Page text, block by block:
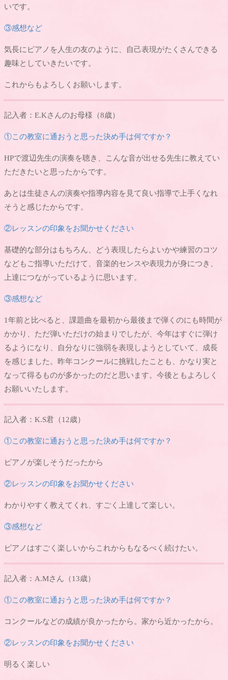
いです。
③感想など
気長にピアノを人生の友のように、自己表現がたくさんできる
趣味としていきたいです。
これからもよろしくお願いします。
記入者：E.Kさんのお母様（8歳）
①この教室に通おうと思った決め手は何ですか？
HPで渡辺先生の演奏を聴き、こんな音が出せる先生に教えてい
ただきたいと思ったからです。
あとは生徒さんの演奏や指導内容を見て良い指導で上手くなれ
そうと感じたからです。
②レッスンの印象をお聞かせください
基礎的な部分はもちろん、どう表現したらよいかや練習のコツ
などもご指導いただけて、音楽的センスや表現力が身につき、
上達につながっているように思います。
③感想など
1年前と比べると、課題曲を最初から最後まで弾くのにも時間が
かかり、ただ弾いただけの始まりでしたが、今年はすぐに弾け
るようになり、自分なりに強弱を表現しようとしていて、成長
を感じました。昨年コンクールに挑戦したことも、かなり実と
なって得るものが多かったのだと思います。今後ともよろしく
お願いいたします。
記入者：K.S君（12歳）
①この教室に通おうと思った決め手は何ですか？
ピアノが楽しそうだったから
②レッスンの印象をお聞かせください
わかりやすく教えてくれ、すごく上達して楽しい。
③感想など
ピアノはすごく楽しいからこれからもなるべく続けたい。
記入者：A.Mさん（13歳）
①この教室に通おうと思った決め手は何ですか？
コンクールなどの成績が良かったから。家から近かったから。
②レッスンの印象をお聞かせください
明るく楽しい